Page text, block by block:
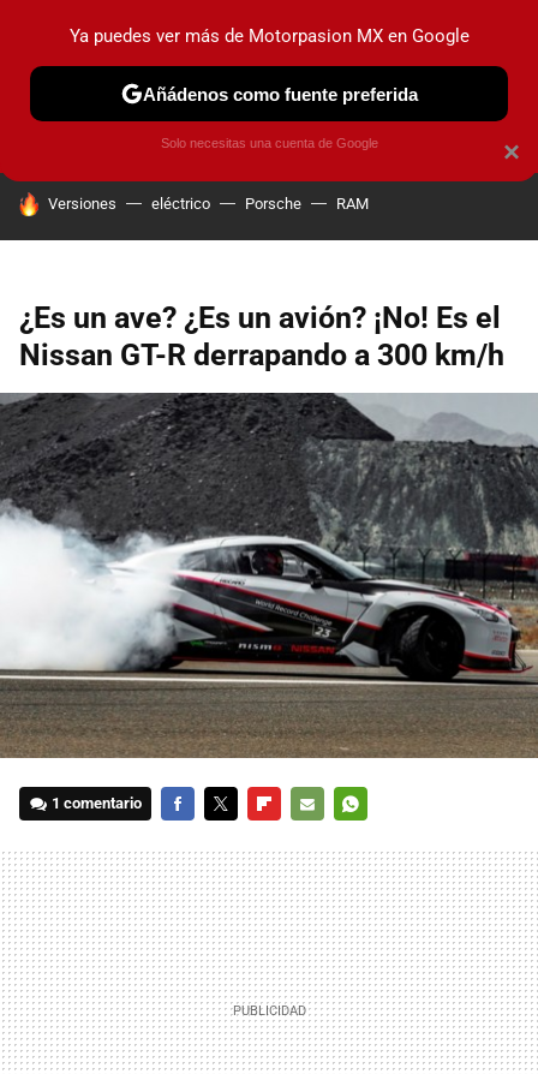
PRUEBAS INDUSTRIA HOY NO CIRCULA
HOY SE HABLA DE
Versiones eléctrico Porsche RAM
¿Es un ave? ¿Es un avión? ¡No! Es el
Nissan GT-R derrapando a 300 km/h
1 comentario
MAIL
×
Ya puedes ver más de Motorpasion MX en Google
Añádenos como fuente preferida
Solo necesitas una cuenta de Google